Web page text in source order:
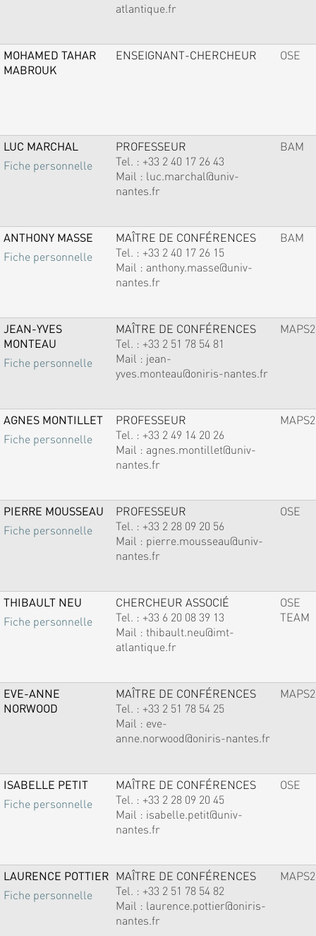
atlantique.fr
MOHAMED TAHAR
MABROUK
ENSEIGNANT-CHERCHEUR OSE
LUC MARCHAL
Fiche personnelle
PROFESSEUR
Tel. : +33 2 40 17 26 43
Mail : luc.marchal@univ-
nantes.fr
BAM
ANTHONY MASSE
Fiche personnelle
MAÎTRE DE CONFÉRENCES
Tel. : +33 2 40 17 26 15
Mail : anthony.masse@univ-
nantes.fr
BAM
JEAN-YVES
MONTEAU
Fiche personnelle
MAÎTRE DE CONFÉRENCES
Tel. : +33 2 51 78 54 81
Mail : jean-
yves.monteau@oniris-nantes.fr
MAPS2
AGNES MONTILLET
Fiche personnelle
PROFESSEUR
Tel. : +33 2 49 14 20 26
Mail : agnes.montillet@univ-
nantes.fr
MAPS2
PIERRE MOUSSEAU
Fiche personnelle
PROFESSEUR
Tel. : +33 2 28 09 20 56
Mail : pierre.mousseau@univ-
nantes.fr
OSE
THIBAULT NEU
Fiche personnelle
CHERCHEUR ASSOCIÉ
Tel. : +33 6 20 08 39 13
Mail : thibault.neu@imt-
atlantique.fr
OSE
TEAM
EVE-ANNE
NORWOOD
MAÎTRE DE CONFÉRENCES
Tel. : +33 2 51 78 54 25
Mail : eve-
anne.norwood@oniris-nantes.fr
MAPS2
ISABELLE PETIT
Fiche personnelle
MAÎTRE DE CONFÉRENCES
Tel. : +33 2 28 09 20 45
Mail : isabelle.petit@univ-
nantes.fr
OSE
LAURENCE POTTIER
Fiche personnelle
MAÎTRE DE CONFÉRENCES
Tel. : +33 2 51 78 54 82
Mail : laurence.pottier@oniris-
nantes.fr
MAPS2